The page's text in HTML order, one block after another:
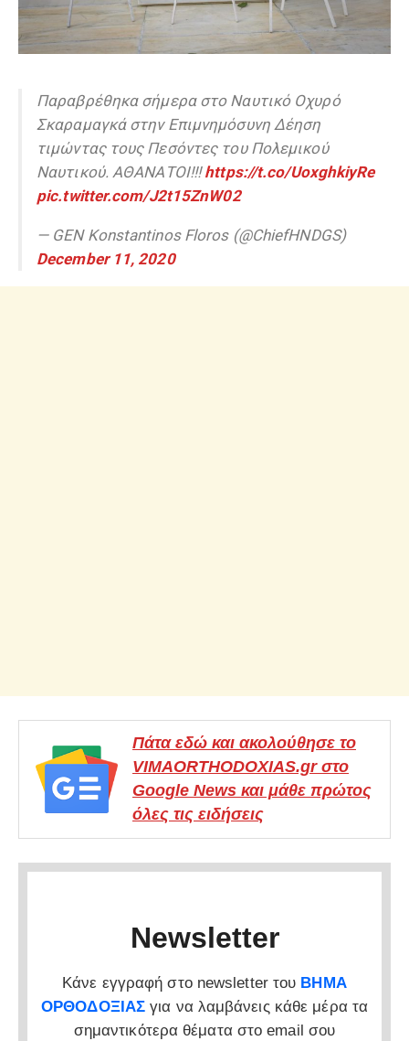
Παραβρέθηκα σήμερα στο Ναυτικό Οχυρό
Σκαραμαγκά στην Επιμνημόσυνη Δέηση
τιμώντας τους Πεσόντες του Πολεμικού
Ναυτικού. ΑΘΑΝΑΤΟΙ!!!https://t.co/UoxghkiyRe
pic.twitter.com/J2t15ZnW02
— GEN Konstantinos Floros (@ChiefHNDGS)
December 11, 2020
Πάτα εδώ και ακολούθησε το
VIMAORTHODOXIAS.gr στο
Google News και μάθε πρώτος
όλες τις ειδήσεις
Newsletter
Κάνε εγγραφή στο newsletter του ΒΗΜΑ
ΟΡΘΟΔΟΞΙΑΣ για να λαμβάνεις κάθε μέρα τα
σημαντικότερα θέματα στο email σου